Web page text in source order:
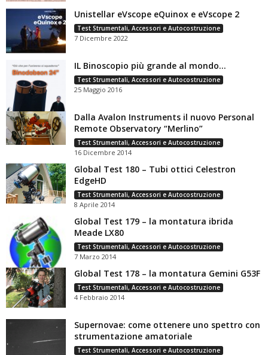
Unistellar eVscope eQuinox e eVscope 2
Test Strumentali, Accessori e Autocostruzione
7 Dicembre 2022
IL Binoscopio più grande al mondo…
Test Strumentali, Accessori e Autocostruzione
25 Maggio 2016
Dalla Avalon Instruments il nuovo Personal
Remote Observatory “Merlino”
Test Strumentali, Accessori e Autocostruzione
16 Dicembre 2014
Global Test 180 – Tubi ottici Celestron
EdgeHD
Test Strumentali, Accessori e Autocostruzione
8 Aprile 2014
Global Test 179 – la montatura ibrida
Meade LX80
Test Strumentali, Accessori e Autocostruzione
7 Marzo 2014
Global Test 178 – la montatura Gemini G53F
Test Strumentali, Accessori e Autocostruzione
4 Febbraio 2014
Supernovae: come ottenere uno spettro con
strumentazione amatoriale
Test Strumentali, Accessori e Autocostruzione